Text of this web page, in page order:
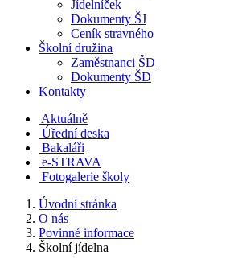
Jídelníček
Dokumenty ŠJ
Ceník stravného
Školní družina
Zaměstnanci ŠD
Dokumenty ŠD
Kontakty
Aktuálně
Úřední deska
Bakaláři
e-STRAVA
Fotogalerie školy
Úvodní stránka
O nás
Povinné informace
Školní jídelna